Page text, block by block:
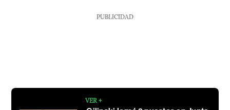
PUBLICIDAD
VER +